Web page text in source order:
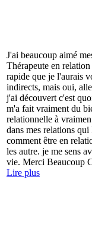
J'ai beaucoup aimé
Thérapeute en
rapide que je l'aurais
indirects, mais oui,
j'ai découvert c'est
m'a fait vraiment du
relationnelle à
dans mes relations
comment être en
les autre. je me sens
vie. Merci Beaucoup
Lire plus